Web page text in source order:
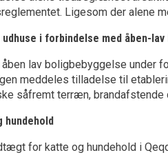
Ligesom der alene
udhuse i forbindelse med åben-
åben lav boligbebyggelse
meddeles tilladelse til
såfremt terræn,
hundehold
for katte og hundehold i